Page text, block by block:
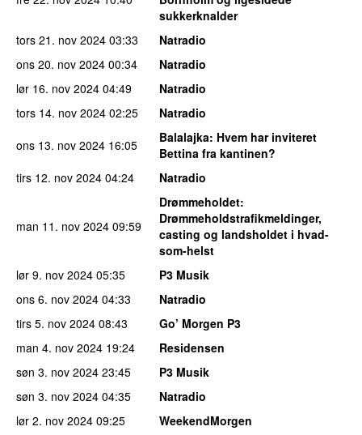
sukkerknalder
tors 21. nov 2024 03:33
Natradio
ons 20. nov 2024 00:34
Natradio
lør 16. nov 2024 04:49
Natradio
tors 14. nov 2024 02:25
Natradio
ons 13. nov 2024 16:05 Balalajka: Hvem har inviteret
Bettina fra kantinen?
tirs 12. nov 2024 04:24 Natradio
man 11. nov 2024 09:59
Drømmeholdet:
Drømmeholdstrafikmeldinger,
casting og landsholdet i hvad-
som-helst
lør 9. nov 2024 05:35
P3 Musik
ons 6. nov 2024 04:33
Natradio
tirs 5. nov 2024 08:43
Go’ Morgen P3
man 4. nov 2024 19:24
Residensen
søn 3. nov 2024 23:45
P3 Musik
søn 3. nov 2024 04:35
Natradio
lør 2. nov 2024 09:25
WeekendMorgen